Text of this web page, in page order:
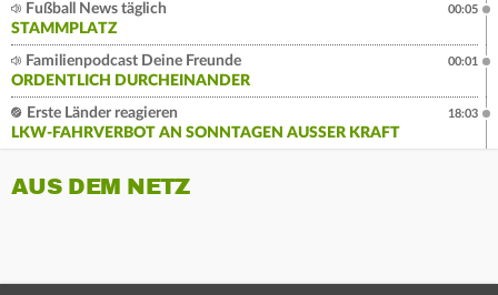
Fußball News täglich
STAMMPLATZ
00:05
Familienpodcast Deine Freunde
ORDENTLICH DURCHEINANDER
00:01
Erste Länder reagieren
LKW-FAHRVERBOT AN SONNTAGEN AUSSER KRAFT
18:03
AUS DEM NETZ